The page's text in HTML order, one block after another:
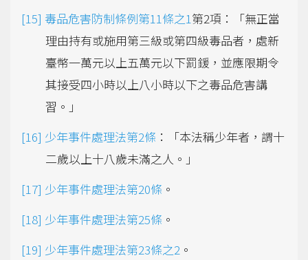
毒品危害防制條例第11條之1第2項：「無正當
理由持有或施用第三級或第四級毒品者，處新
臺幣一萬元以上五萬元以下罰鍰，並應限期令
其接受四小時以上八小時以下之毒品危害講
習。」
少年事件處理法第2條 ：「本法稱少年者，謂十
二歲以上十八歲未滿之人。」
少年事件處理法第20條 。
少年事件處理法第25條 。
少年事件處理法第23條之2 。